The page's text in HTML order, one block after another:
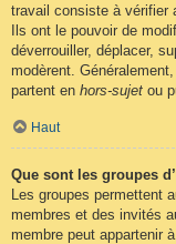
travail consiste à vérifier
Ils ont le pouvoir de
déverrouiller, déplacer,
modèrent.
partent en hors-sujet ou
Haut
Que sont les groupes
Les groupes permettent
membres et des invités
membre peut appartenir